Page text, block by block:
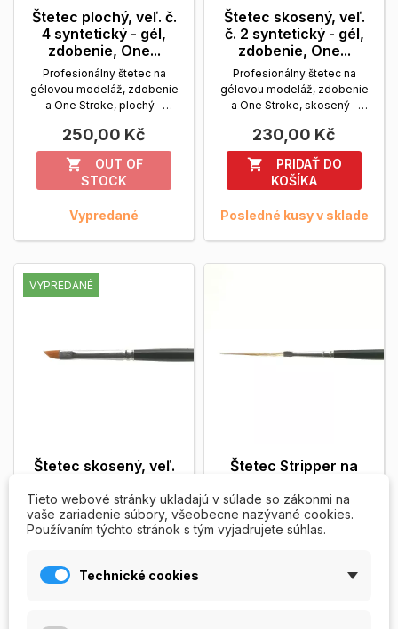
Štetec plochý, veľ. č.
4 syntetický - gél,
zdobenie, One...
Profesionálny štetec na
gélovou modeláž, zdobenie
a One Stroke, plochý -
Zobrazit viac
250,00 Kč

OUT OF
STOCK
Vypredané
Štetec skosený, veľ.
č. 2 syntetický - gél,
zdobenie, One...
Profesionálny štetec na
gélovou modeláž, zdobenie
a One Stroke, skosený -
Zobrazit viac
230,00 Kč

PRIDAŤ DO
KOŠÍKA
Posledné kusy v sklade
VYPREDANÉ
Štetec skosený, veľ.
zdobenie, One...
Profesionálny štetec na
gélovou modeláž, zdobenie
syntetický s drevenou...
250,00 Kč
Štetec Stripper na
Rotmarder, 33 mm
Profesionálny štetec Striper
na zdobenie - Kolinsky
rúčkou, dĺžka vlasu 33...
Tieto webové stránky ukladajú v súlade so zákonmi na
vaše zariadenie súbory, všeobecne nazývané cookies.
Používaním týchto stránok s tým vyjadrujete súhlas.
Technické cookies